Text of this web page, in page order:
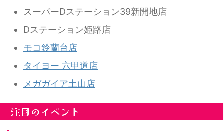
スーパーDステーション39新開地店
Dステーション姫路店
モコ鈴蘭台店
タイヨー 六甲道店
メガガイア土山店
注目のイベント